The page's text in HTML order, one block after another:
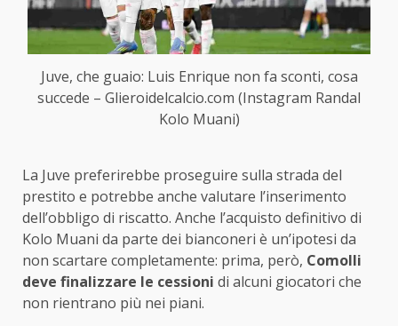
Juve, che guaio: Luis Enrique non fa sconti, cosa
succede – Glieroidelcalcio.com (Instagram Randal
Kolo Muani)
La Juve preferirebbe proseguire sulla strada del
prestito e potrebbe anche valutare l’inserimento
dell’obbligo di riscatto. Anche l’acquisto definitivo di
Kolo Muani da parte dei bianconeri è un’ipotesi da
non scartare completamente: prima, però, Comolli
deve finalizzare le cessioni di alcuni giocatori che
non rientrano più nei piani.